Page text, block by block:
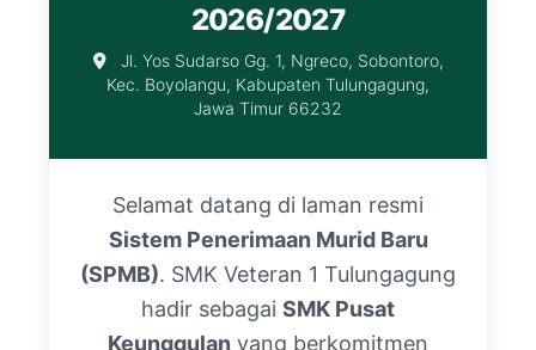
2026/2027
Jl. Yos Sudarso Gg. 1, Ngreco, Sobontoro,
Kec. Boyolangu, Kabupaten Tulungagung,
Jawa Timur 66232
Selamat datang di laman resmi
Sistem Penerimaan Murid Baru
(SPMB). SMK Veteran 1 Tulungagung
hadir sebagai SMK Pusat
Keunggulan yang berkomitmen